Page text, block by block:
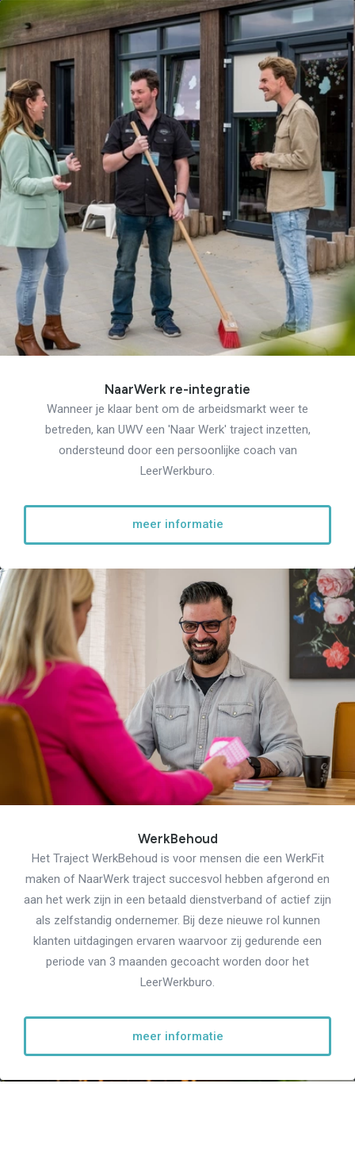
NaarWerk re-integratie
Wanneer je klaar bent om de arbeidsmarkt weer te
betreden, kan UWV een 'Naar Werk' traject inzetten,
ondersteund door een persoonlijke coach van
LeerWerkburo.
meer informatie
WerkBehoud
Het Traject WerkBehoud is voor mensen die een WerkFit
maken of NaarWerk traject succesvol hebben afgerond en
aan het werk zijn in een betaald dienstverband of actief zijn
als zelfstandig ondernemer. Bij deze nieuwe rol kunnen
klanten uitdagingen ervaren waarvoor zij gedurende een
periode van 3 maanden gecoacht worden door het
LeerWerkburo.
meer informatie